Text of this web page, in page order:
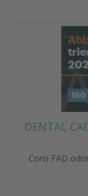
DENTAL
Corsi FAD